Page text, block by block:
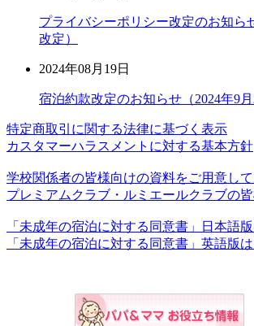
プライバシーポリシー改定のお知ら
改定）
2024年08月19日
宿泊約款改定のお知らせ（2024年9月
特定商取引に関する法律に基づく表示
カスタマーハラスメントに対する基本方針
学校関係者の皆様向けの資料をご用意し
プレミアムクラブ・ルミエールクラブの
「未成年の宿泊に対する同意書」日本語
「未成年の宿泊に対する同意書」英語版